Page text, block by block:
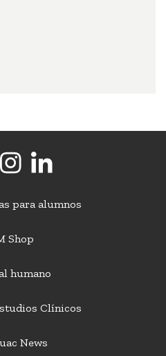
para alumnos
Shop
humano
Clínicos
News